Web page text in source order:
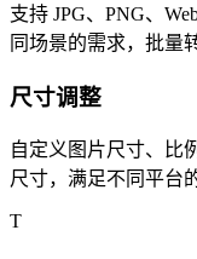
支持 JPG、PNG、
同场景的需求，批量
尺寸调整
自定义图片尺寸、比
尺寸，满足不同平台
T